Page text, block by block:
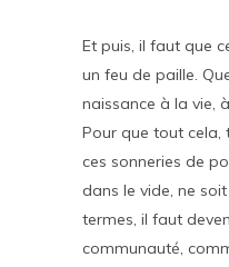
Et puis, il faut que
un feu de paille.
naissance à la vie,
Pour que tout cela,
ces sonneries de
dans le vide, ne
termes, il faut
communauté,